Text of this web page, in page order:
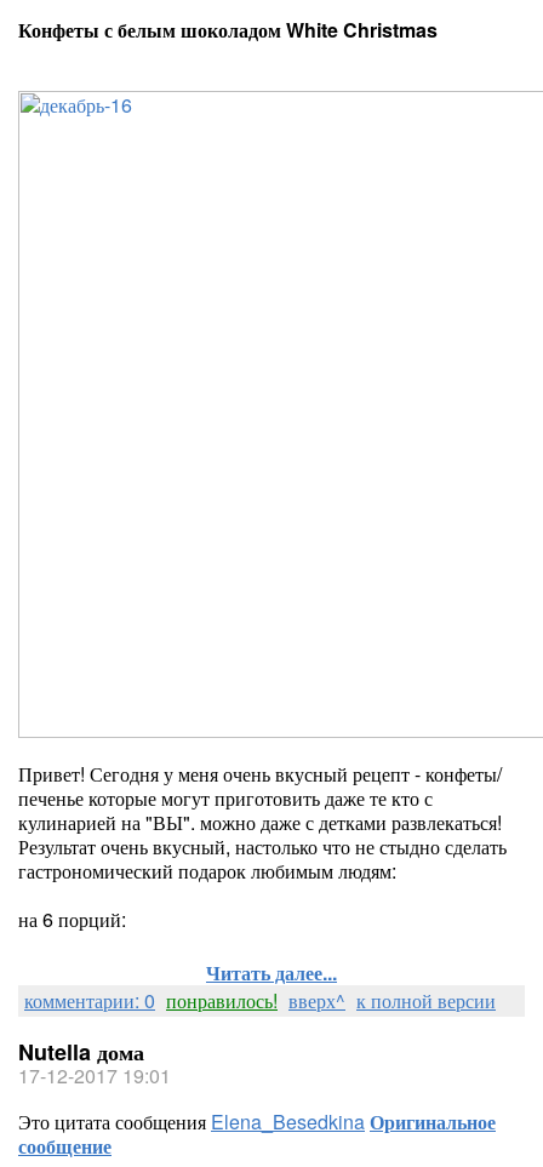
Конфеты с белым шоколадом White Christmas
Привет! Сегодня у меня очень вкусный рецепт - конфеты/
печенье которые могут приготовить даже те кто с
кулинарией на "ВЫ". можно даже с детками развлекаться!
Результат очень вкусный, настолько что не стыдно сделать
гастрономический подарок любимым людям:
на 6 порций:
Читать далее...
комментарии: 0 понравилось! вверх^ к полной версии
Nutella дома
17-12-2017 19:01
Это цитата сообщения Elena_BesedkinaОригинальное
сообщение